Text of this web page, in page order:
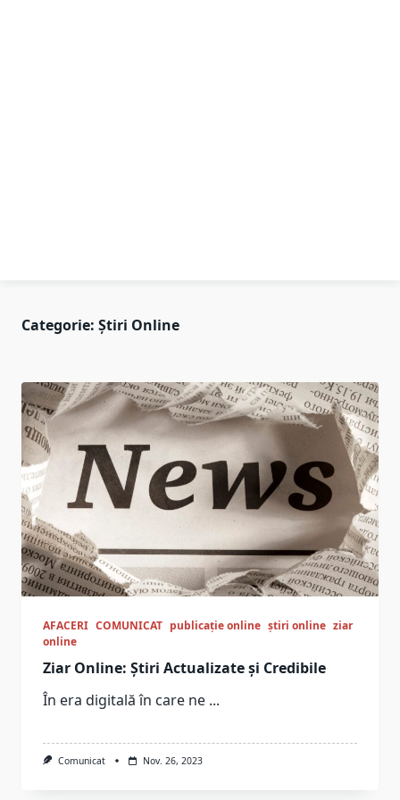
Categorie: Știri Online
AFACERI COMUNICAT publicație online știri online ziar
online
Ziar Online: Știri Actualizate și Credibile
În era digitală în care ne ...
Comunicat Nov. 26, 2023